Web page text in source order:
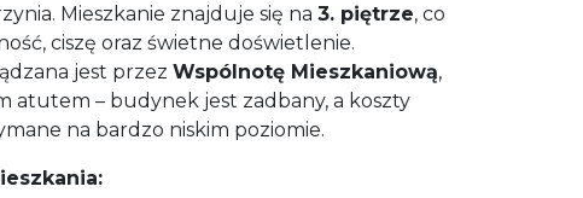
Mieszkanie znajduje się na 3. piętrze, co
ciszę oraz świetne doświetlenie.
jest przez Wspólnotę Mieszkaniową,
atutem – budynek jest zadbany, a koszty
na bardzo niskim poziomie.